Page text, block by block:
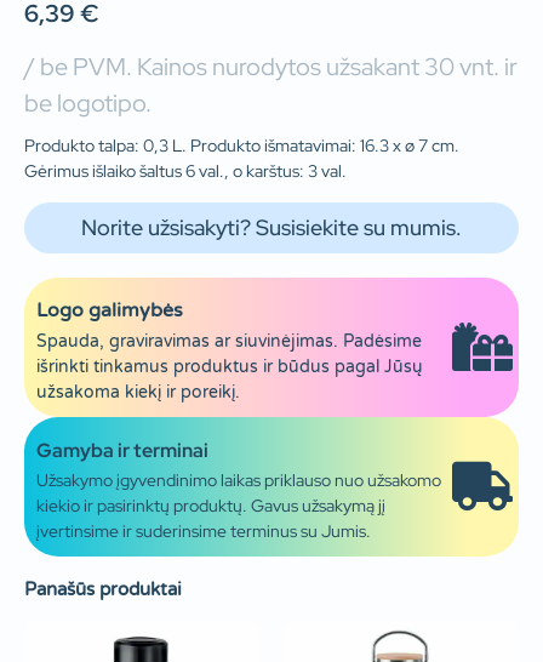
6,39€
/ be PVM. Kainos nurodytos užsakant 30 vnt. ir
be logotipo.
Produkto talpa: 0,3 L. Produkto išmatavimai: 16.3 x ø 7 cm.
Gėrimus išlaiko šaltus 6 val., o karštus: 3 val.
Norite užsisakyti? Susisiekite su mumis.
Logo galimybės
Spauda, graviravimas ar siuvinėjimas. Padėsime
išrinkti tinkamus produktus ir būdus pagal Jūsų
užsakoma kiekį ir poreikį.
Gamyba ir terminai
Užsakymo įgyvendinimo laikas priklauso nuo užsakomo
kiekio ir pasirinktų produktų. Gavus užsakymą jį
įvertinsime ir suderinsime terminus su Jumis.
Panašūs produktai